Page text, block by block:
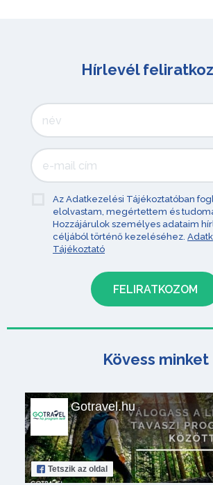
Hírlevél
Az Adatkezelési Tájékoztatóban
elolvastam, megértettem és
Hozzájárulok személyes adataim
céljából történő kezeléséhez.
Tájékoztató
Kövess minket
Gotravel.hu
Tetszik az oldal